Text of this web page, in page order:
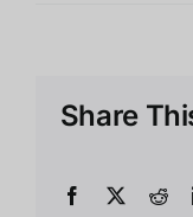
Share
Facebook
X